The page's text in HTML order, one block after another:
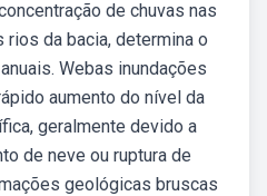
de chuvas nas
da bacia, determina o
Webas inundações
aumento do nível da
geralmente devido a
de neve ou ruptura de
geológicas bruscas